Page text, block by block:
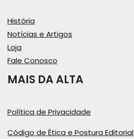
História
Notícias e Artigos
Loja
Fale Conosco
MAIS DA ALTA
Política de Privacidade
Código de Ética e Postura Editorial